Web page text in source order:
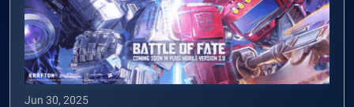
Jun 30, 2025